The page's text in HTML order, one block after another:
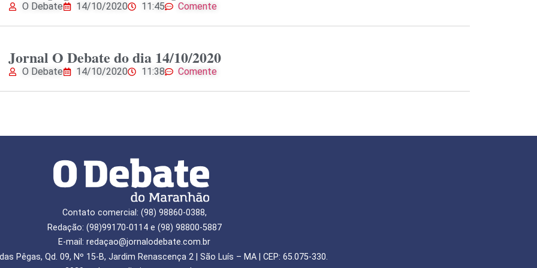
O Debate 14/10/2020 11:45 Comente
Jornal O Debate do dia 14/10/2020
O Debate 14/10/2020 11:38 Comente
Contato comercial: (98) 98860-0388,
Redação: (98)99170-0114 e (98) 98800-5887
E-mail: redaçao@jornalodebate.com.br
Pêgas, Qd. 09, Nº 15-B, Jardim Renascença 2 | São Luís – MA | CEP: 65.075-330.